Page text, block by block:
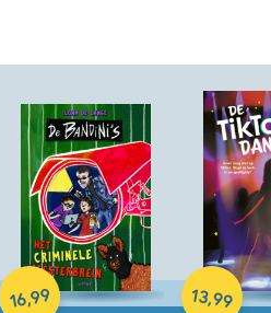
16,99
Hardcover 13,99
Hardcover